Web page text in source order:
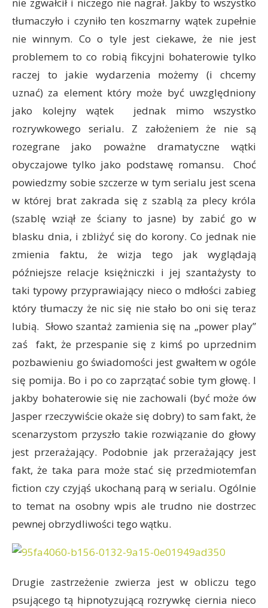
nie zgwałcił i niczego nie nagrał. Jakby to wszystko
tłumaczyło i czyniło ten koszmarny wątek zupełnie
nie winnym. Co o tyle jest ciekawe, że nie jest
problemem to co robią fikcyjni bohaterowie tylko
raczej to jakie wydarzenia możemy (i chcemy
uznać) za element który może być uwzględniony
jako kolejny wątek jednak mimo wszystko
rozrywkowego serialu. Z założeniem że nie są
rozegrane jako poważne dramatyczne wątki
obyczajowe tylko jako podstawę romansu. Choć
powiedzmy sobie szczerze w tym serialu jest scena
w której brat zakrada się z szablą za plecy króla
(szablę wziął ze ściany to jasne) by zabić go w
blasku dnia, i zbliżyć się do korony. Co jednak nie
zmienia faktu, że wizja tego jak wyglądają
późniejsze relacje księżniczki i jej szantażysty to
taki typowy przyprawiający nieco o mdłości zabieg
który tłumaczy że nic się nie stało bo oni się teraz
lubią. Słowo szantaż zamienia się na „power play”
zaś fakt, że przespanie się z kimś po uprzednim
pozbawieniu go świadomości jest gwałtem w ogóle
się pomija. Bo i po co zaprzątać sobie tym głowę. I
jakby bohaterowie się nie zachowali (być może ów
Jasper rzeczywiście okaże się dobry) to sam fakt, że
scenarzystom przyszło takie rozwiązanie do głowy
jest przerażający. Podobnie jak przerażający jest
fakt, że taka para może stać się przedmiotemfan
fiction czy czyjąś ukochaną parą w serialu. Ogólnie
to temat na osobny wpis ale trudno nie dostrzec
pewnej obrzydliwości tego wątku.
Drugie zastrzeżenie zwierza jest w obliczu tego
psującego tą hipnotyzującą rozrywkę ciernia nieco